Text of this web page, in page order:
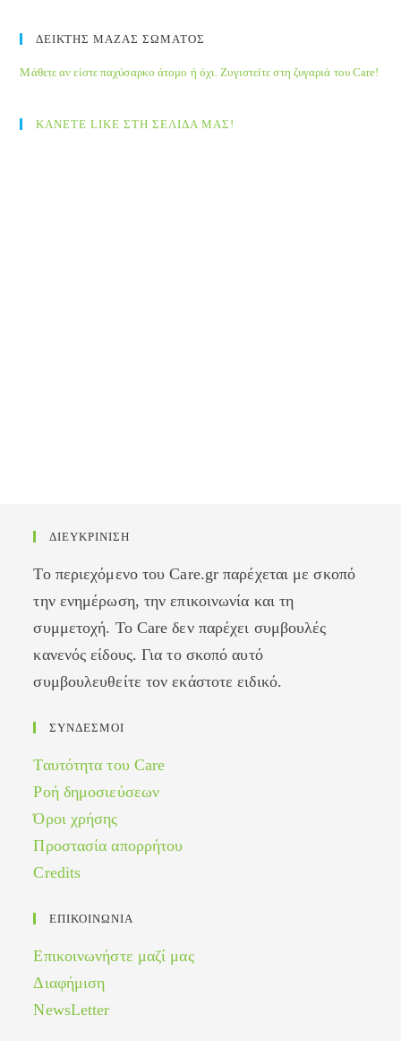
ΔΕΙΚΤΗΣ ΜΑΖΑΣ ΣΩΜΑΤΟΣ
Μάθετε αν είστε παχύσαρκο άτομο ή όχι. Ζυγιστείτε στη ζυγαριά του Care!
ΚΑΝΕΤΕ LIKE ΣΤΗ ΣΕΛΙΔΑ ΜΑΣ!
ΔΙΕΥΚΡΙΝΙΣΗ
Το περιεχόμενο του Care.gr παρέχεται με σκοπό
την ενημέρωση, την επικοινωνία και τη
συμμετοχή. Το Care δεν παρέχει συμβουλές
κανενός είδους. Για το σκοπό αυτό
συμβουλευθείτε τον εκάστοτε ειδικό.
ΣΥΝΔΕΣΜΟΙ
Ταυτότητα του Care
Ροή δημοσιεύσεων
Όροι χρήσης
Προστασία απορρήτου
Credits
ΕΠΙΚΟΙΝΩΝΙΑ
Επικοινωνήστε μαζί μας
Διαφήμιση
NewsLetter